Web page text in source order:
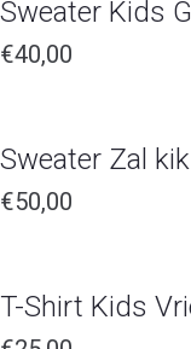
Sweater Kids
€40,00
Sweater Zal
€50,00
T-Shirt Kids